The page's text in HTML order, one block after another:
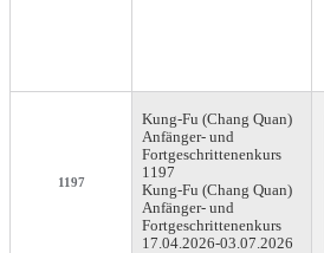
1197
Kung-Fu (Chang Quan)
Anfänger- und
Fortgeschrittenenkurs
1197
Kung-Fu (Chang Quan)
Anfänger- und
Fortgeschrittenenkurs
17.04.2026-03.07.2026